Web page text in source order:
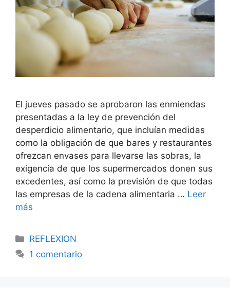
El jueves pasado se aprobaron las enmiendas
presentadas a la ley de prevención del
desperdicio alimentario, que incluían medidas
como la obligación de que bares y restaurantes
ofrezcan envases para llevarse las sobras, la
exigencia de que los supermercados donen sus
excedentes, así como la previsión de que todas
las empresas de la cadena alimentaria … Leer
más
REFLEXION
1 comentario